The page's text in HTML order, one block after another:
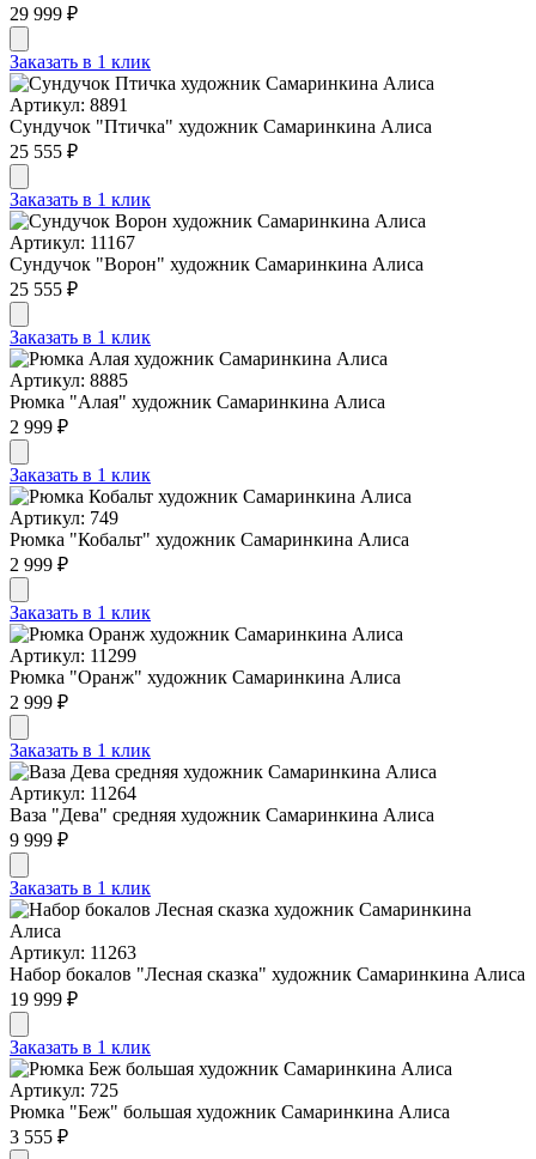
29 999 ₽
Заказать в 1 клик
Артикул: 8891
Сундучок "Птичка" художник Самаринкина Алиса
25 555 ₽
Заказать в 1 клик
Артикул: 11167
Сундучок "Ворон" художник Самаринкина Алиса
25 555 ₽
Заказать в 1 клик
Артикул: 8885
Рюмка "Алая" художник Самаринкина Алиса
2 999 ₽
Заказать в 1 клик
Артикул: 749
Рюмка "Кобальт" художник Самаринкина Алиса
2 999 ₽
Заказать в 1 клик
Артикул: 11299
Рюмка "Оранж" художник Самаринкина Алиса
2 999 ₽
Заказать в 1 клик
Артикул: 11264
Ваза "Дева" средняя художник Самаринкина Алиса
9 999 ₽
Заказать в 1 клик
Артикул: 11263
Набор бокалов "Лесная сказка" художник Самаринкина Алиса
19 999 ₽
Заказать в 1 клик
Артикул: 725
Рюмка "Беж" большая художник Самаринкина Алиса
3 555 ₽